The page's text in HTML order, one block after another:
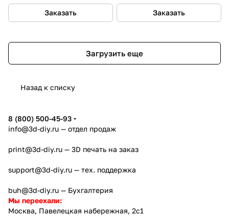
Заказать Заказать
Загрузить еще
Назад к списку
8 (800) 500-45-93
info@3d-diy.ru — отдел продаж
print@3d-diy.ru — 3D печать на заказ
support@3d-diy.ru — тех. поддержка
buh@3d-diy.ru — Бухгалтерия
Мы переехали:
Москва, Павелецкая набережная, 2с1